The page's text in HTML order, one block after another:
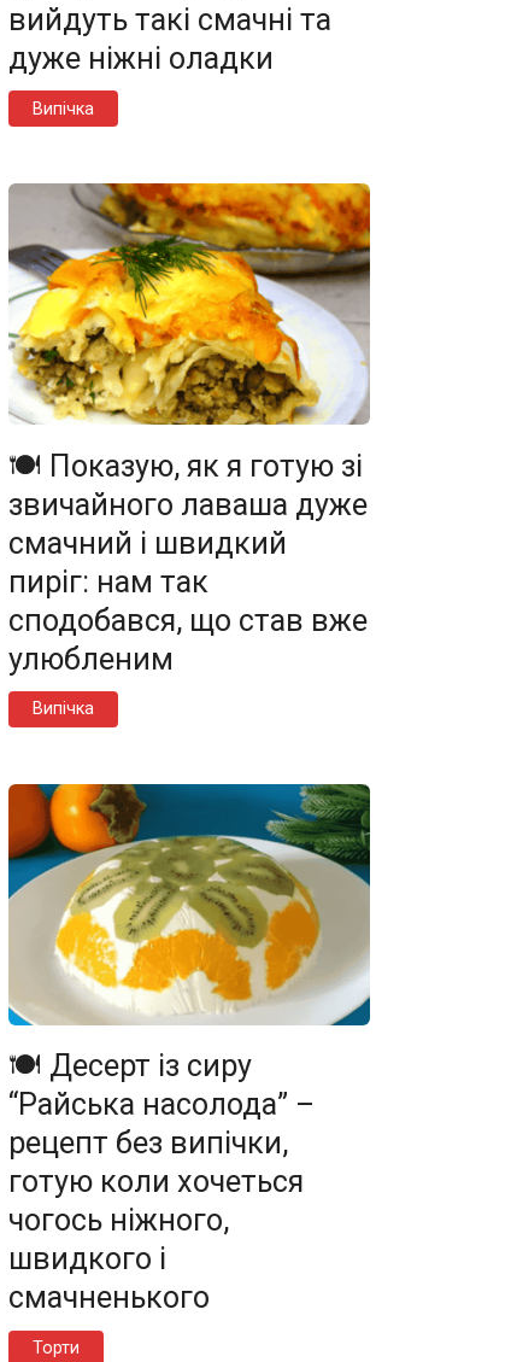
вийдуть такі смачні та
дуже ніжні оладки
Випічка
🍽️ Показую, як я готую зі
звичайного лаваша дуже
смачний і швидкий
пиріг: нам так
сподобався, що став вже
улюбленим
Випічка
🍽️ Десерт із сиру
“Райська насолода” –
рецепт без випічки,
готую коли хочеться
чогось ніжного,
швидкого і
смачненького
Торти